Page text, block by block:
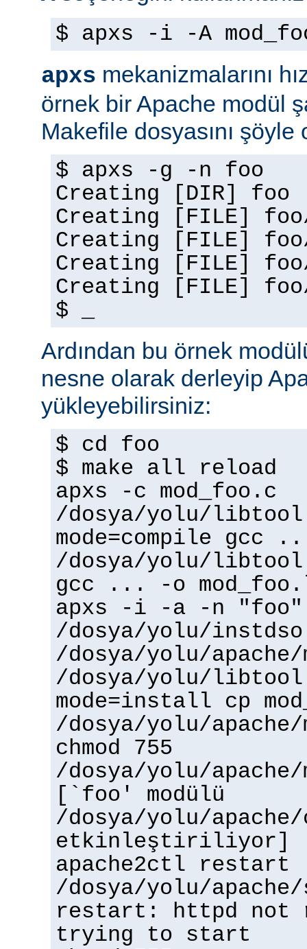
$ apxs -i -A
apxs mekanizmalarını
örnek bir Apache modül
Makefile dosyasını
$ apxs -g -n foo
Creating [DIR] foo
Creating [FILE]
Creating [FILE] foo/
Creating [FILE]
Creating [FILE]
$ _
Ardından bu örnek
nesne olarak derleyip
yükleyebilirsiniz:
$ cd foo
$ make all reload
apxs -c mod_foo.c
/dosya/yolu/
mode=compile gcc
/dosya/yolu/libtool
gcc ... -o
apxs -i -a -n "foo"
/dosya/yolu/
/dosya/yolu/apache/
/dosya/yolu/
mode=install cp
/dosya/yolu/
chmod 755
/dosya/yolu/apache/
[`foo' modülü
/dosya/yolu/
etkinleştiriliyor]
apache2ctl restart
/dosya/yolu/
restart: httpd not
trying to start